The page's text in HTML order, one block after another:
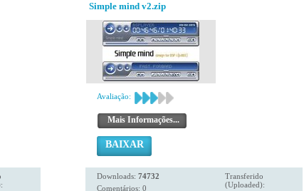
Simple mind v2.zip
Avaliação:
Mais Informações...
BAIXAR
Downloads: 74732
Comentários: 0
Transferido
(Uploaded):